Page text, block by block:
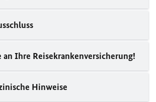
an Ihre Reisekrankenversicherung!
Hinweise